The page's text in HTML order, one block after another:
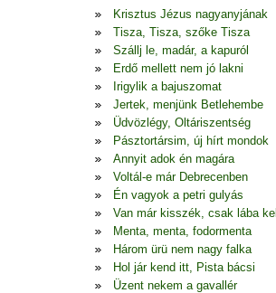
Krisztus Jézus nagyanyjának
Tisza, Tisza, szőke Tisza
Szállj le, madár, a kapuról
Erdő mellett nem jó lakni
Irigylik a bajuszomat
Jertek, menjünk Betlehembe
Üdvözlégy, Oltáriszentség
Pásztortársim, új hírt mondok
Annyit adok én magára
Voltál-e már Debrecenben
Én vagyok a petri gulyás
Van már kisszék, csak lába kell
Menta, menta, fodormenta
Három ürü nem nagy falka
Hol jár kend itt, Pista bácsi
Üzent nekem a gavallér